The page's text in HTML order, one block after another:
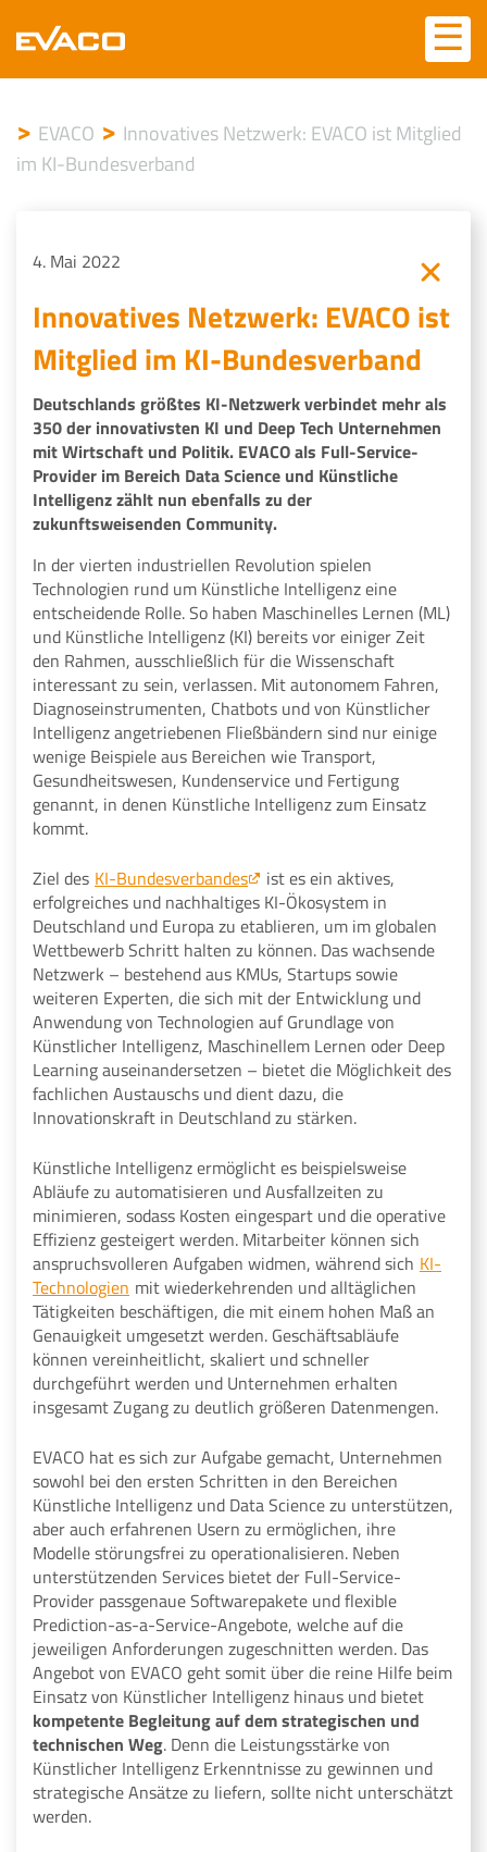
☰
☰
> EVACO > Innovatives Netzwerk: EVACO ist Mitglied
im KI-Bundesverband
4. Mai 2022
Innovatives Netzwerk: EVACO ist
Mitglied im KI-Bundesverband
Deutschlands größtes KI-Netzwerk verbindet mehr als
350 der innovativsten KI und Deep Tech Unternehmen
mit Wirtschaft und Politik. EVACO als Full-Service-
Provider im Bereich Data Science und Künstliche
Intelligenz zählt nun ebenfalls zu der
zukunftsweisenden Community.
In der vierten industriellen Revolution spielen
Technologien rund um Künstliche Intelligenz eine
entscheidende Rolle. So haben Maschinelles Lernen (ML)
und Künstliche Intelligenz (KI) bereits vor einiger Zeit
den Rahmen, ausschließlich für die Wissenschaft
interessant zu sein, verlassen. Mit autonomem Fahren,
Diagnoseinstrumenten, Chatbots und von Künstlicher
Intelligenz angetriebenen Fließbändern sind nur einige
wenige Beispiele aus Bereichen wie Transport,
Gesundheitswesen, Kundenservice und Fertigung
genannt, in denen Künstliche Intelligenz zum Einsatz
kommt.
Ziel des KI-Bundesverbandes
ist es ein aktives,
erfolgreiches und nachhaltiges KI-Ökosystem in
Deutschland und Europa zu etablieren, um im globalen
Wettbewerb Schritt halten zu können. Das wachsende
Netzwerk – bestehend aus KMUs, Startups sowie
weiteren Experten, die sich mit der Entwicklung und
Anwendung von Technologien auf Grundlage von
Künstlicher Intelligenz, Maschinellem Lernen oder Deep
Learning auseinandersetzen – bietet die Möglichkeit des
fachlichen Austauschs und dient dazu, die
Innovationskraft in Deutschland zu stärken.
Künstliche Intelligenz ermöglicht es beispielsweise
Abläufe zu automatisieren und Ausfallzeiten zu
minimieren, sodass Kosten eingespart und die operative
Effizienz gesteigert werden. Mitarbeiter können sich
anspruchsvolleren Aufgaben widmen, während sich KI-
Technologien mit wiederkehrenden und alltäglichen
Tätigkeiten beschäftigen, die mit einem hohen Maß an
Genauigkeit umgesetzt werden. Geschäftsabläufe
können vereinheitlicht, skaliert und schneller
durchgeführt werden und Unternehmen erhalten
insgesamt Zugang zu deutlich größeren Datenmengen.
EVACO hat es sich zur Aufgabe gemacht, Unternehmen
sowohl bei den ersten Schritten in den Bereichen
Künstliche Intelligenz und Data Science zu unterstützen,
aber auch erfahrenen Usern zu ermöglichen, ihre
Modelle störungsfrei zu operationalisieren. Neben
unterstützenden Services bietet der Full-Service-
Provider passgenaue Softwarepakete und flexible
Prediction-as-a-Service-Angebote, welche auf die
jeweiligen Anforderungen zugeschnitten werden. Das
Angebot von EVACO geht somit über die reine Hilfe beim
Einsatz von Künstlicher Intelligenz hinaus und bietet
kompetente Begleitung auf dem strategischen und
technischen Weg. Denn die Leistungsstärke von
Künstlicher Intelligenz Erkenntnisse zu gewinnen und
strategische Ansätze zu liefern, sollte nicht unterschätzt
werden.